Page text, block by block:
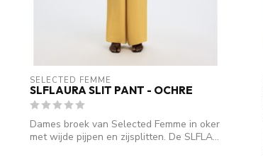
SELECTED FEMME
SLFLAURA SLIT PANT - OCHRE
Dames broek van Selected Femme in oker
met wijde pijpen en zijsplitten. De SLFLA...